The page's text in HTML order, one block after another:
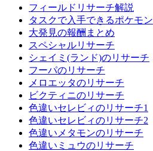
フィールドリサーチ解説
タスクで入手できるポケモン
大発見の報酬まとめ
スペシャルリサーチ
シェイミ(ランド)のリサーチ
フーパのリサーチ
メロエッタのリサーチ
ビクティニのリサーチ
色違いセレビィのリサーチ1
色違いセレビィのリサーチ2
色違いメタモンのリサーチ
色違いミュウのリサーチ